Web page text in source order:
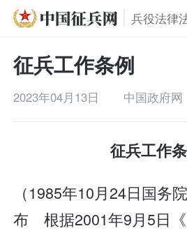
兵役法律
征兵工作条例
2023年04月13日 中国政府网
征兵工作
（1985年10月24日国务
布 根据2001年9月5日